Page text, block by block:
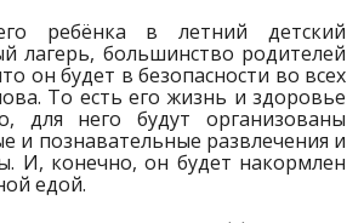
ребёнка в летний детский
лагерь, большинство родителей
он будет в безопасности во всех
То есть его жизнь и здоровье
для него будут организованы
и познавательные развлечения и
И, конечно, он будет накормлен
едой.